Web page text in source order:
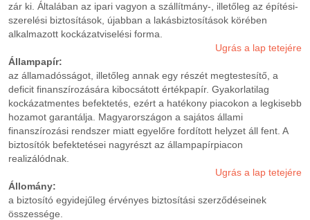
zár ki. Általában az ipari vagyon a szállítmány-, illetőleg az építési-
szerelési biztosítások, újabban a lakásbiztosítások körében
alkalmazott kockázatviselési forma.
Ugrás a lap tetejére
Állampapír:
az államadósságot, illetőleg annak egy részét megtestesítő, a
deficit finanszírozására kibocsátott értékpapír. Gyakorlatilag
kockázatmentes befektetés, ezért a hatékony piacokon a legkisebb
hozamot garantálja. Magyarországon a sajátos állami
finanszírozási rendszer miatt egyelőre fordított helyzet áll fent. A
biztosítók befektetései nagyrészt az állampapírpiacon
realizálódnak.
Ugrás a lap tetejére
Állomány:
a biztosító egyidejűleg érvényes biztosítási szerződéseinek
összessége.